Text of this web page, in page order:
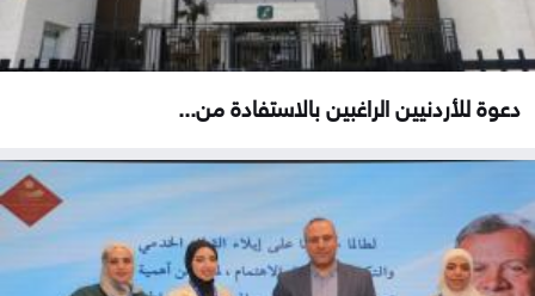
دعوة للأردنيين الراغبين بالاستفادة من...